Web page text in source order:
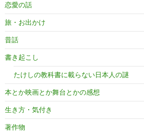
恋愛の話
旅・お出かけ
昔話
書き起こし
たけしの教科書に載らない日本人の謎
本とか映画とか舞台とかの感想
生き方・気付き
著作物